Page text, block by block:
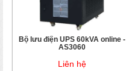
Bộ lưu điện UPS 60kVA online -
AS3060
Liên hệ